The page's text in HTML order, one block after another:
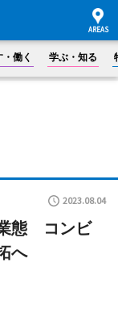
働く 学ぶ・知る
2023.08.04
態 コンビ
へ